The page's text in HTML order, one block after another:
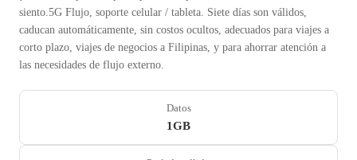
siento.5G Flujo, soporte celular / tableta. Siete días son válidos,
caducan automáticamente, sin costos ocultos, adecuados para viajes a
corto plazo, viajes de negocios a Filipinas, y para ahorrar atención a
las necesidades de flujo externo.
Datos
1GB